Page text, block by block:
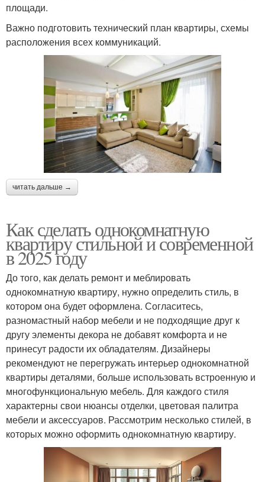
площади.
Важно подготовить технический план квартиры, схемы
расположения всех коммуникаций.
читать дальше →
Как сделать однокомнатную
квартиру стильной и современной
в 2025 году
До того, как делать ремонт и меблировать
однокомнатную квартиру, нужно определить стиль, в
котором она будет оформлена. Согласитесь,
разномастный набор мебели и не подходящие друг к
другу элементы декора не добавят комфорта и не
принесут радости их обладателям. Дизайнеры
рекомендуют не перегружать интерьер однокомнатной
квартиры деталями, больше использовать встроенную и
многофункциональную мебель. Для каждого стиля
характерны свои нюансы отделки, цветовая палитра
мебели и аксессуаров. Рассмотрим несколько стилей, в
которых можно оформить однокомнатную квартиру.